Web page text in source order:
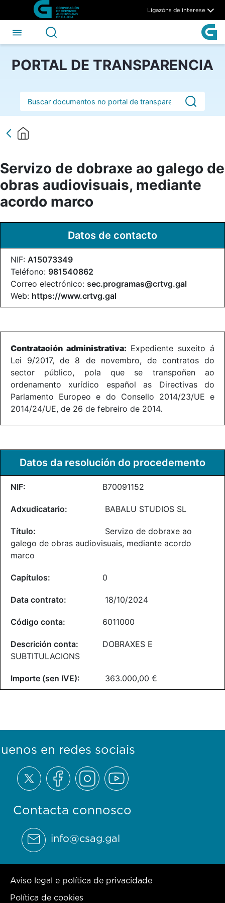
Skip to Main Content
Servizo de dobraxe aoLigazóns de interese
PORTAL DE TRANSPARENCIA
Barra de busca
Servizo de dobraxe ao galego de
obras audiovisuais, mediante
acordo marco
Datos de contacto
NIF: A15073349
Teléfono: 981540862
Correo electrónico: sec.programas@crtvg.gal
Web: https://www.crtvg.gal
Contratación administrativa: Expediente suxeito á
Lei 9/2017, de 8 de novembro, de contratos do
sector público, pola que se transpoñen ao
ordenamento xurídico español as Directivas do
Parlamento Europeo e do Consello 2014/23/UE e
2014/24/UE, de 26 de febreiro de 2014.
Datos da resolución do procedemento
B70091152
BABALU STUDIOS SL
Servizo de dobraxe ao
galego de obras audiovisuais, mediante acordo
marco
0
18/10/2024
6011000
DOBRAXES E
SUBTITULACIONS
363.000,00 €
Contacta connosco
info@csag.gal
en redes sociais
Aviso legal e política de privacidade
Política de cookies